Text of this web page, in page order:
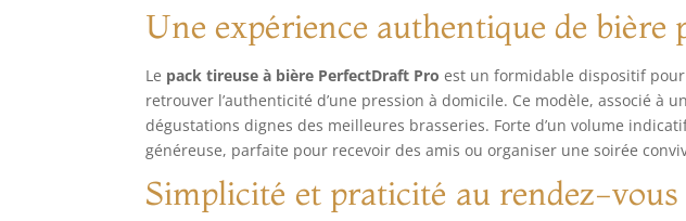
malts d’orge et de riz
affinée pendant quatre
de 40 références : Stella
bien d’autres. IPA
existe un fût adapté à tous les
PerfectDraft – Rejoignez une
performant et sa grande
Une expérience authentique de bière
Le pack tireuse à bière PerfectDraft Pro est un formidable dispositif
retrouver l’authenticité d’une pression à domicile. Ce modèle, associé à
dégustations dignes des meilleures brasseries. Forte d’un volume
généreuse, parfaite pour recevoir des amis ou organiser une soirée
Simplicité et praticité au rendez-vous